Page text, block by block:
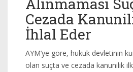
Alınmaması
Cezada
İhlal Eder
AYM’ye göre, hukuk devletinin
olan suçta ve cezada kanunilik